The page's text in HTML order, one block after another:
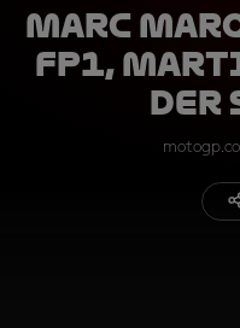
Marc
FP1,
der